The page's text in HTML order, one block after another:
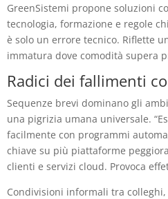
GreenSistemi propone soluzioni
tecnologia, formazione e regole
è solo un errore tecnico. Riflette
immatura dove comodità supera
Radici dei fallimenti
Sequenze brevi dominano gli
una pigrizia umana universale.
facilmente con programmi
chiave su più piattaforme
clienti e servizi cloud. Provoca
Condivisioni informali tra